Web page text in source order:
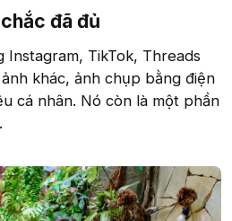
đã đủ​
TikTok, Threads
khác, ảnh chụp bằng điện
cá nhân. Nó còn là một phần